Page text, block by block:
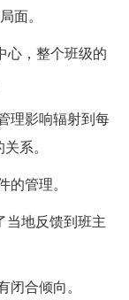
面。
心，整个班级的
理影响辐射到每
系。
管理。
当地反馈到班主
合倾向。